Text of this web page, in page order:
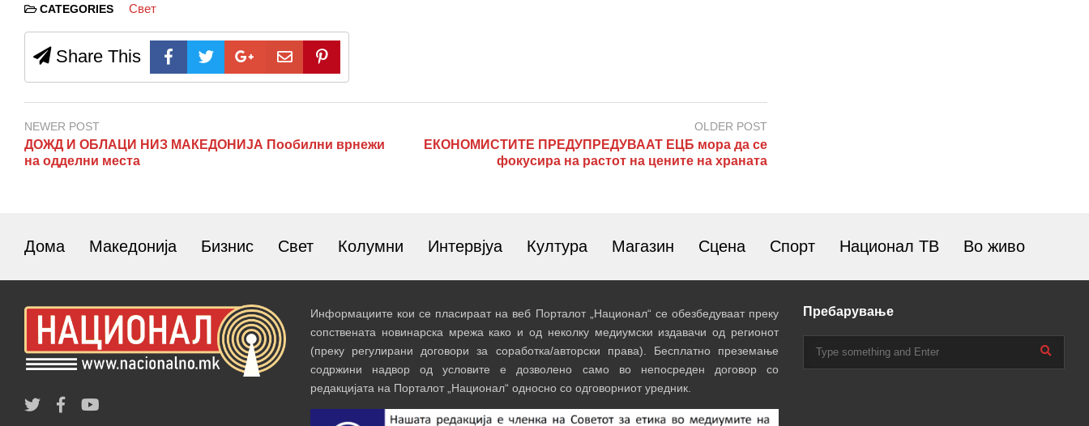
CATEGORIES Свет
Share This
NEWER POST
ДОЖД И ОБЛАЦИ НИЗ МАКЕДОНИЈА Пообилни врнежи
на одделни места
OLDER POST
ЕКОНОМИСТИТЕ ПРЕДУПРЕДУВААТ ЕЦБ мора да се
фокусира на растот на цените на храната
Дома Македонија Бизнис Свет Колумни Интервјуа Култура Магазин Сцена Спорт Национал ТВ Во живо
Информациите кои се пласираат на веб Порталот „Национал“ се обезбедуваат преку
сопствената новинарска мрежа како и од неколку медиумски издавачи од регионот
(преку регулирани договори за соработка/авторски права). Бесплатно преземање
содржини надвор од условите е дозволено само во непосреден договор со
редакцијата на Порталот „Национал“ односно со одговорниот уредник.
Пребарување